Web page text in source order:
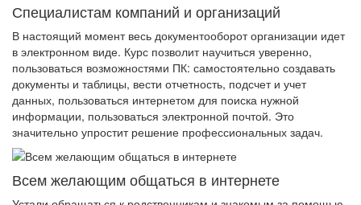
Специалистам компаний и организаций
В настоящий момент весь документооборот организации идет
в электронном виде. Курс позволит научиться уверенно,
пользоваться возможностями ПК: самостоятельно создавать
документы и таблицы, вести отчетность, подсчет и учет
данных, пользоваться интернетом для поиска нужной
информации, пользоваться электронной почтой. Это
значительно упростит решение профессиональных задач.
Всем желающим общаться в интернете